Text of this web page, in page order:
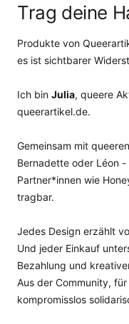
Trag deine
Produkte von
es ist sichtbarer
Ich bin Julia, queere
queerartikel.de.
Gemeinsam mit
Bernadette oder Léon
Partner*innen wie
tragbar.
Jedes Design erzählt
Und jeder Einkauf
Bezahlung und
Aus der Community,
kompromisslos